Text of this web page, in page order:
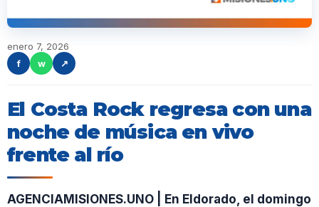
enero 7, 2026
f
w ↗
El Costa Rock regresa con una
noche de música en vivo
frente al río
AGENCIAMISIONES.UNO | En Eldorado, el domingo